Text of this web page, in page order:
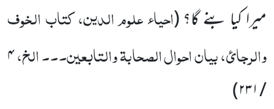
میرا کیا بنے گا؟(احیاء علوم الدین، کتاب الخوف
والرجائ، بیان احوال الصحابۃ والتابعین۔۔۔ الخ،۴
/۲۳۱)